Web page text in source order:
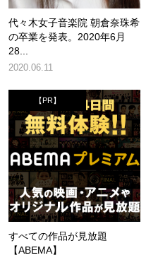
代々木女子音楽院 朝倉奈珠希
の卒業を発表。2020年6月
28...
2020.06.11
【PR】
すべての作品が見放題
【ABEMA】